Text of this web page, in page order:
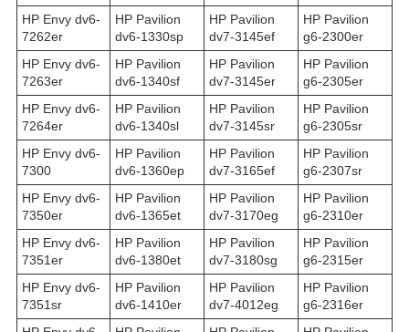
HP Envy dv6-
7262er
HP Pavilion
dv6-1330sp
HP Pavilion
dv7-3145ef
HP Pavilion
g6-2300er
HP Envy dv6-
7263er
HP Pavilion
dv6-1340sf
HP Pavilion
dv7-3145er
HP Pavilion
g6-2305er
HP Envy dv6-
7264er
HP Pavilion
dv6-1340sl
HP Pavilion
dv7-3145sr
HP Pavilion
g6-2305sr
HP Envy dv6-
7300
HP Pavilion
dv6-1360ep
HP Pavilion
dv7-3165ef
HP Pavilion
g6-2307sr
HP Envy dv6-
7350er
HP Pavilion
dv6-1365et
HP Pavilion
dv7-3170eg
HP Pavilion
g6-2310er
HP Envy dv6-
7351er
HP Pavilion
dv6-1380et
HP Pavilion
dv7-3180sg
HP Pavilion
g6-2315er
HP Envy dv6-
7351sr
HP Pavilion
dv6-1410er
HP Pavilion
dv7-4012eg
HP Pavilion
g6-2316er